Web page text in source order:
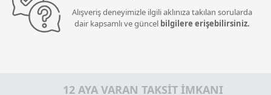
Alışveriş deneyimizle ilgili aklınıza takılan sorularda
dair kapsamlı ve güncel bilgilere erişebilirsiniz.
12 AYA VARAN TAKSİT İMKANI